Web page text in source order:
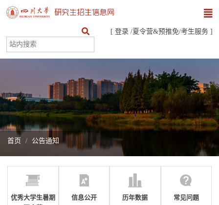
[ 登录 /夏令营&预推免/考生服务 ]
首页 公告通知
优秀大学生暑期
信息公开 历年数据 常见问题